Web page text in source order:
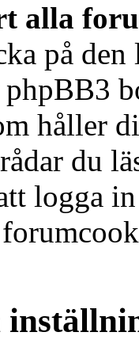
alla
på den
phpBB3
håller
du
logga